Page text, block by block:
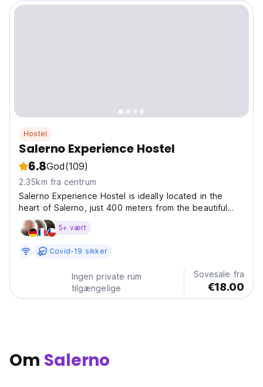
Hostel
Salerno Experience Hostel
6.8God(109)
2.35km fra centrum
Salerno Experience Hostel is ideally located in the
heart of Salerno, just 400 meters from the beautiful
Santa Teresa Beach, offering guests a comfortable
beachfront stay. The hostel boasts a welcoming
socializing...
5+ vært
Covid-19 sikker
Ingen private rum
tilgængelige
Sovesale fra
€18.00
Om Salerno